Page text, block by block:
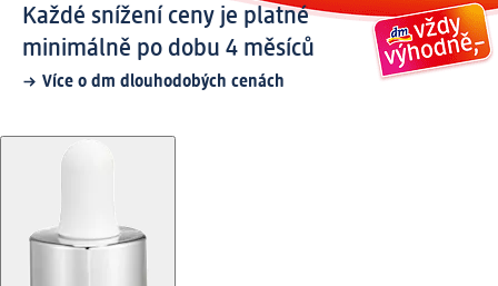
Každé snížení ceny je platné
minimálně po dobu 4 měsíců
Více o dm dlouhodobých cenách